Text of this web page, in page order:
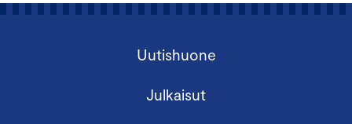
Uutishuone
Julkaisut